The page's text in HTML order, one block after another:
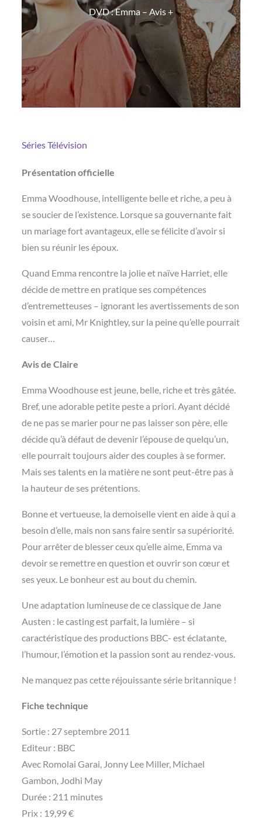
DVD : Emma – Avis +
SériesTélévision
Présentation officielle
Emma Woodhouse, intelligente belle et riche, a peu à
se soucier de l’existence. Lorsque sa gouvernante fait
un mariage fort avantageux, elle se félicite d’avoir si
bien su réunir les époux.
Quand Emma rencontre la jolie et naïve Harriet, elle
décide de mettre en pratique ses compétences
d’entremetteuses – ignorant les avertissements de son
voisin et ami, Mr Knightley, sur la peine qu’elle pourrait
causer…
Avis de Claire
Emma Woodhouse est jeune, belle, riche et très gâtée.
Bref, une adorable petite peste a priori. Ayant décidé
de ne pas se marier pour ne pas laisser son père, elle
décide qu’à défaut de devenir l’épouse de quelqu’un,
elle pourrait toujours aider des couples à se former.
Mais ses talents en la matière ne sont peut-être pas à
la hauteur de ses prétentions.
Bonne et vertueuse, la demoiselle vient en aide à qui a
besoin d’elle, mais non sans faire sentir sa supériorité.
Pour arrêter de blesser ceux qu’elle aime, Emma va
devoir se remettre en question et ouvrir son cœur et
ses yeux. Le bonheur est au bout du chemin.
Une adaptation lumineuse de ce classique de Jane
Austen : le casting est parfait, la lumière – si
caractéristique des productions BBC- est éclatante,
l’humour, l’émotion et la passion sont au rendez-vous.
Ne manquez pas cette réjouissante série britannique !
Fiche technique
Sortie : 27 septembre 2011
Editeur : BBC
Avec Romolai Garai, Jonny Lee Miller, Michael
Gambon, Jodhi May
Durée : 211 minutes
Prix : 19,99 €